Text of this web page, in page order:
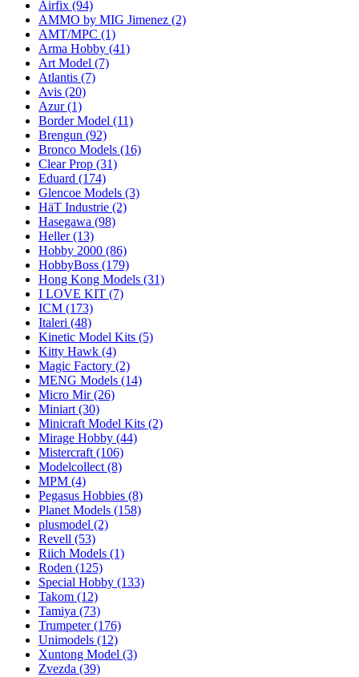
Airfix (94)
AMMO by MIG Jimenez (2)
AMT/MPC (1)
Arma Hobby (41)
Art Model (7)
Atlantis (7)
Avis (20)
Azur(1)
Border Model (11)
Brengun (92)
Bronco Models (16)
Clear Prop (31)
Eduard (174)
Glencoe Models (3)
HäT Industrie (2)
Hasegawa (98)
Heller(13)
Hobby 2000 (86)
HobbyBoss (179)
Hong Kong Models (31)
I LOVE KIT (7)
ICM (173)
Italeri (48)
Kinetic Model Kits (5)
Kitty Hawk (4)
Magic Factory (2)
MENG Models (14)
Micro Mir(26)
Miniart (30)
Minicraft Model Kits (2)
Mirage Hobby (44)
Mistercraft (106)
Modelcollect (8)
MPM (4)
Pegasus Hobbies (8)
Planet Models (158)
plusmodel (2)
Revell (53)
Riich Models (1)
Roden (125)
Special Hobby (133)
Takom (12)
Tamiya (73)
Trumpeter(176)
Unimodels (12)
Xuntong Model (3)
Zvezda (39)